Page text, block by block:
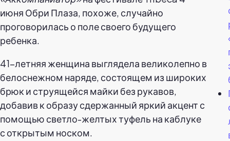
июня Обри Плаза, похоже, случайно
проговорилась о поле своего будущего
ребенка.
41-летняя женщина выглядела великолепно в
белоснежном наряде, состоящем из широких
брюк и струящейся майки без рукавов,
добавив к образу сдержанный яркий акцент с
помощью светло-желтых туфель на каблуке
с открытым носком.